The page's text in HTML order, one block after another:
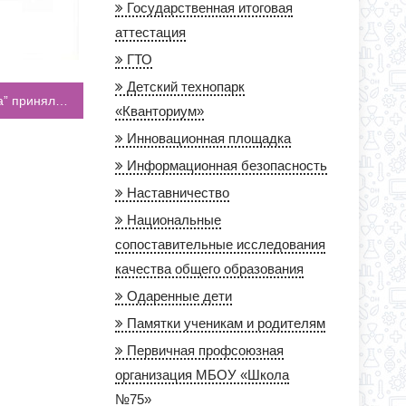
Юнармейский отряд “Доблесь. Честь. Отвага” принял участие в церемонии награждения “Герой живет рядом”
Государственная итоговая
аттестация
ГТО
Детский технопарк
«Кванториум»
Инновационная площадка
Информационная безопасность
Наставничество
Национальные
сопоставительные исследования
качества общего образования
Одаренные дети
Памятки ученикам и родителям
Первичная профсоюзная
организация МБОУ «Школа
№75»